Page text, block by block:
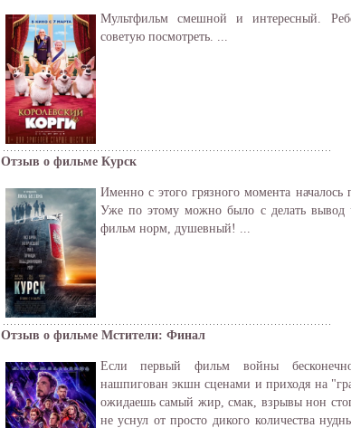
Мультфильм смешной и интересный.
советую посмотреть. ...
Отзыв о фильме Курск
Именно с этого грязного момента началось
Уже по этому можно было с делать вывод
фильм норм, душевный! ...
Отзыв о фильме Мстители: Финал
Если первый фильм войны
нашпигован экшн сценами и приходя на
ожидаешь самый жир, смак, взрывы нон
не уснул от просто дикого количества